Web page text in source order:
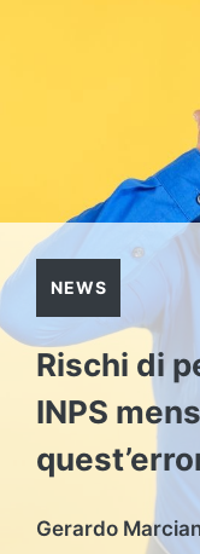
NEWS
Rischi di
INPS
Gerardo